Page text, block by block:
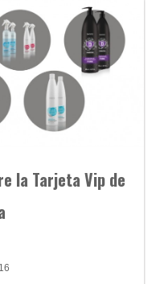
la Tarjeta Vip de